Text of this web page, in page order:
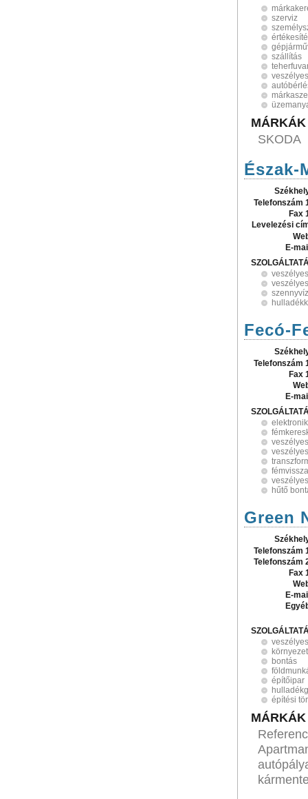
szerviz
szállítás
MÁRKÁK
SKODA
Észak-
Telefonszám
Fax
Levelezési
E-
Fecó-
Telefonszám
Fax
E-
hűtő
Green
Telefonszám
Telefonszám
Fax
E-
bontás
építőipar
építési
MÁRKÁK